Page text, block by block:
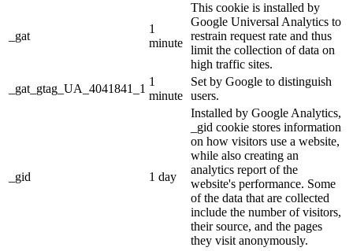
_gat
1
minute
This cookie is installed by
Google Universal Analytics to
restrain request rate and thus
limit the collection of data on
high traffic sites.
_gat_gtag_UA_4041841_1
1
minute
Set by Google to distinguish
users.
_gid 1 day
Installed by Google Analytics,
_gid cookie stores information
on how visitors use a website,
while also creating an
analytics report of the
website's performance. Some
of the data that are collected
include the number of visitors,
their source, and the pages
they visit anonymously.